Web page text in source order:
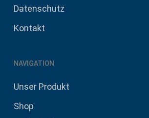
Datenschutz
Kontakt
NAVIGATION
Unser Produkt
Shop